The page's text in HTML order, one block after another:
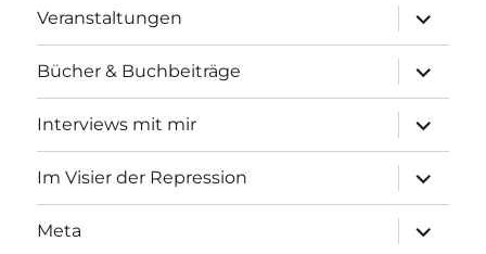
Veranstaltungen
anzeigen
Bücher & Buchbeiträge
anzeigen
Interviews mit mir
anzeigen
Im Visier der Repression
anzeigen
Meta
anzeigen